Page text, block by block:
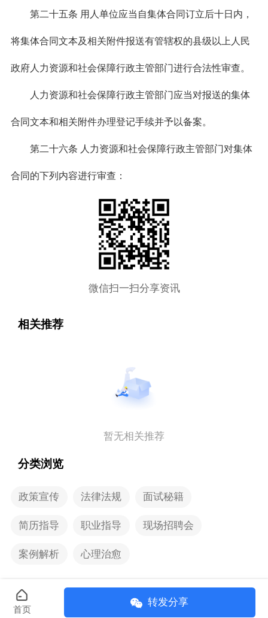
第二十五条 用人单位应当自集体合同订立后十日内，
将集体合同文本及相关附件报送有管辖权的县级以上人民
政府人力资源和社会保障行政主管部门进行合法性审查。
人力资源和社会保障行政主管部门应当对报送的集体
合同文本和相关附件办理登记手续并予以备案。
第二十六条 人力资源和社会保障行政主管部门对集体
合同的下列内容进行审查：
微信扫一扫分享资讯
相关推荐
暂无相关推荐
分类浏览
政策宣传 法律法规 面试秘籍
简历指导 职业指导 现场招聘会
案例解析 心理治愈
首页
转发分享